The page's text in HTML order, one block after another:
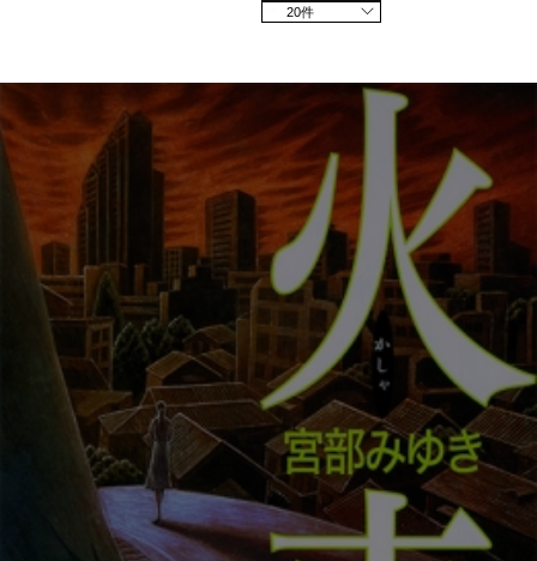
20件